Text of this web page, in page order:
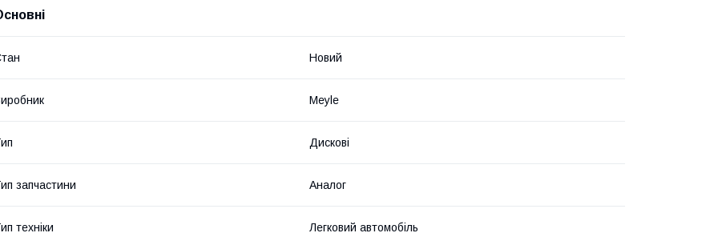
Новий
Meyle
Дискові
запчастини Аналог
техніки Легковий автомобіль